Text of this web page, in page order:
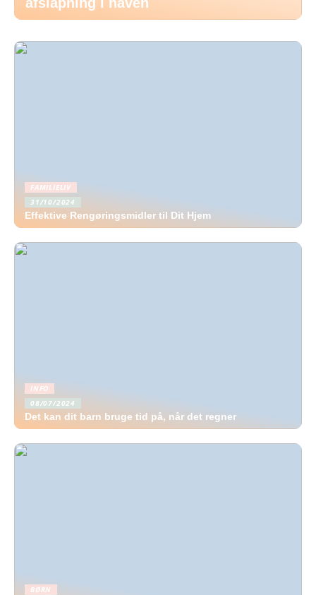
FAMILIELIV
31/10/2024
Effektive Rengøringsmidler til Dit Hjem
INFO
08/07/2024
Det kan dit barn bruge tid på, når det regner
BØRN